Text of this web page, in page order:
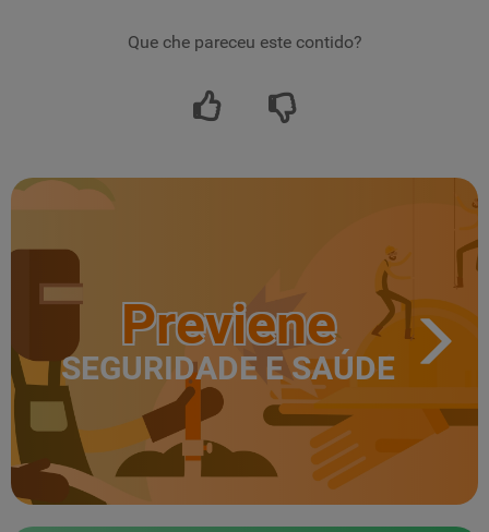
Que che pareceu este contido?
Previene
SEGURIDADE E SAÚDE